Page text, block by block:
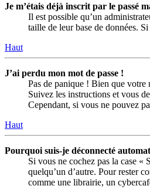
Je m’étais déjà inscrit par le passé
Il est possible qu’un
taille de leur base de données.
Haut
J’ai perdu mon mot de passe !
Pas de panique ! Bien que votre
Suivez les instructions et vous
Cependant, si vous ne pouvez
Haut
Pourquoi suis-je déconnecté
Si vous ne cochez pas la case
quelqu’un d’autre. Pour rester
comme une librairie, un